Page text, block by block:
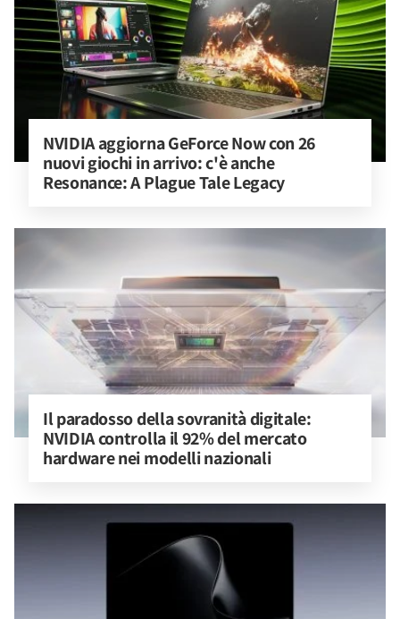
NVIDIA aggiorna GeForce Now con 26
nuovi giochi in arrivo: c'è anche
Resonance: A Plague Tale Legacy
Il paradosso della sovranità digitale:
NVIDIA controlla il 92% del mercato
hardware nei modelli nazionali